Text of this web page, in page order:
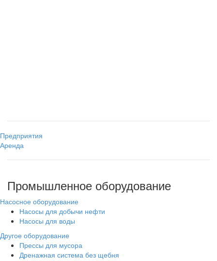
Предприятия
Аренда
Промышленное оборудование
Насосное оборудование
Насосы для добычи нефти
Насосы для воды
Другое оборудование
Прессы для мусора
Дренажная система без щебня